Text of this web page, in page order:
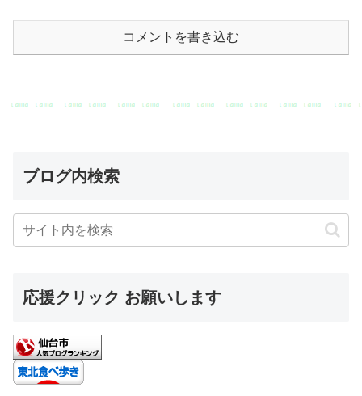
コメントを書き込む
ブログ内検索
応援クリック お願いします